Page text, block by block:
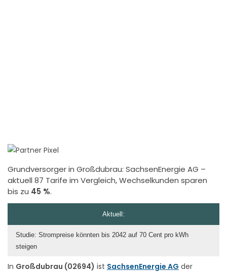
Grundversorger in Großdubrau: SachsenEnergie AG –
aktuell 87 Tarife im Vergleich, Wechselkunden sparen
bis zu 45 %.
In Großdubrau (02694) ist SachsenEnergie AG der
Aktuell:
Studie: Strompreise könnten bis 2042 auf 70 Cent pro kWh
steigen